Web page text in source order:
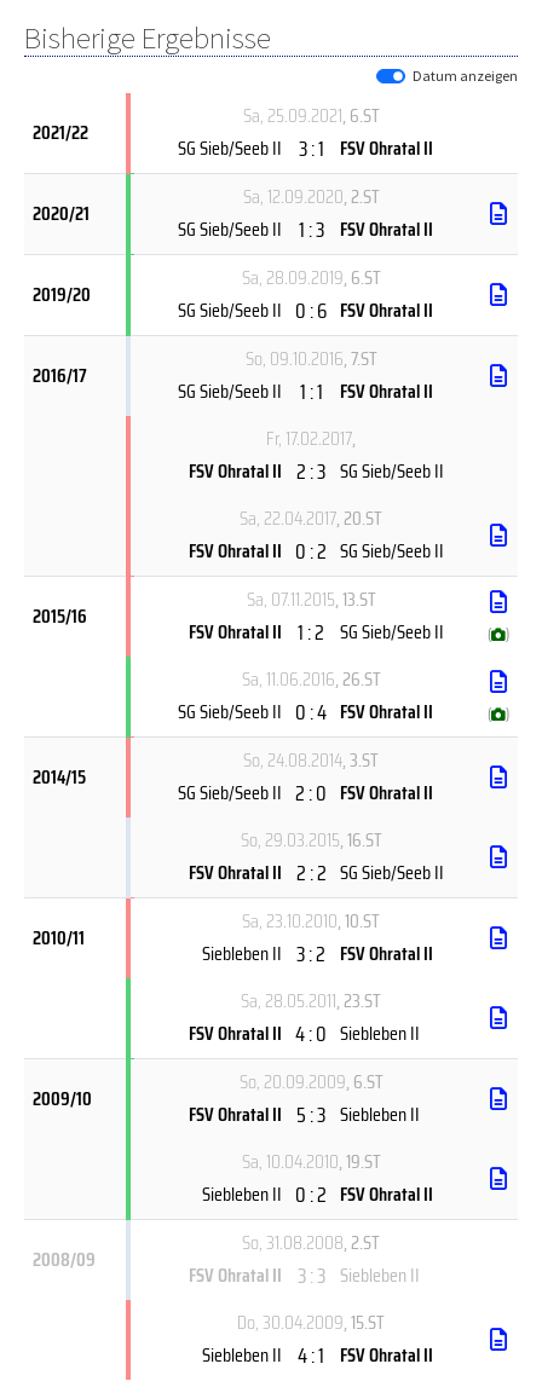
Bisherige Ergebnisse
Datum anzeigen
2021/22
Sa, 25.09.2021, 6.ST
SG Sieb/Seeb II 3 : 1 FSV Ohratal II
2020/21
Sa, 12.09.2020, 2.ST
SG Sieb/Seeb II 1 : 3 FSV Ohratal II
2019/20
Sa, 28.09.2019, 6.ST
SG Sieb/Seeb II 0 : 6 FSV Ohratal II
2016/17
So, 09.10.2016, 7.ST
SG Sieb/Seeb II
1 : 1
FSV Ohratal II
Fr, 17.02.2017,
FSV Ohratal II 2 : 3 SG Sieb/Seeb II
Sa, 22.04.2017, 20.ST
FSV Ohratal II 0 : 2 SG Sieb/Seeb II
2015/16
Sa, 07.11.2015, 13.ST
FSV Ohratal II 1 : 2 SG Sieb/Seeb II ( )
Sa, 11.06.2016, 26.ST
SG Sieb/Seeb II 0 : 4 FSV Ohratal II ( )
2014/15
So, 24.08.2014, 3.ST
SG Sieb/Seeb II 2 : 0 FSV Ohratal II
So, 29.03.2015, 16.ST
FSV Ohratal II 2 : 2 SG Sieb/Seeb II
2010/11
Sa, 23.10.2010, 10.ST
Siebleben II 3 : 2 FSV Ohratal II
Sa, 28.05.2011, 23.ST
FSV Ohratal II 4 : 0 Siebleben II
2009/10
So, 20.09.2009, 6.ST
FSV Ohratal II 5 : 3 Siebleben II
Sa, 10.04.2010, 19.ST
Siebleben II 0 : 2 FSV Ohratal II
2008/09
So, 31.08.2008, 2.ST
FSV Ohratal II 3 : 3 Siebleben II
Do, 30.04.2009, 15.ST
Siebleben II 4 : 1 FSV Ohratal II